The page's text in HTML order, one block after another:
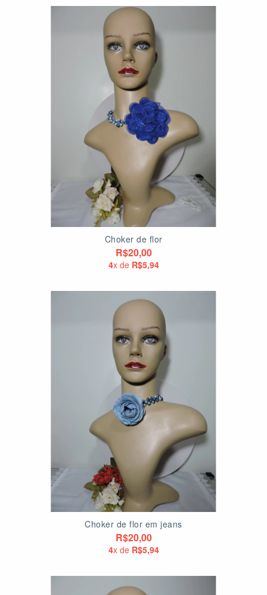
Choker de flor
R$20,00
4x de R$5,94
Choker de flor em jeans
R$20,00
4x de R$5,94